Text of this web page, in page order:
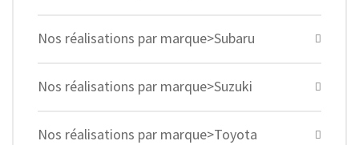
Nos réalisations par marque>Subaru
Nos réalisations par marque>Suzuki
Nos réalisations par marque>Toyota